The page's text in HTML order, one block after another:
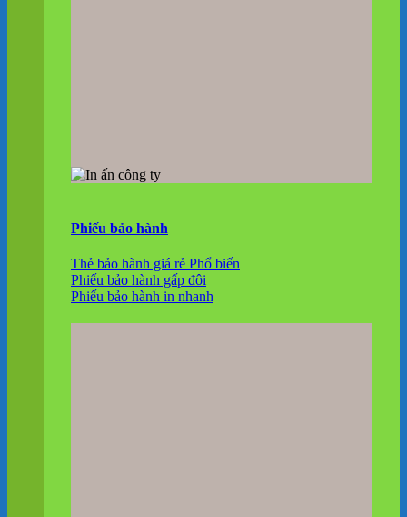
Phiếu bảo hành
Thẻ bảo hành giá rẻ
Phiếu bảo hành gấp đôi
Phiếu bảo hành in nhanh